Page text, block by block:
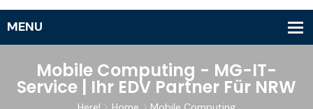
Mobile Computing - MG-IT-
Service | Ihr EDV Partner Für NRW